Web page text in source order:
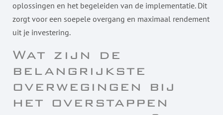
oplossingen en het begeleiden van de implementatie. Dit
zorgt voor een soepele overgang en maximaal rendement
uit je investering.
Wat zijn de
belangrijkste
overwegingen bij
het overstappen